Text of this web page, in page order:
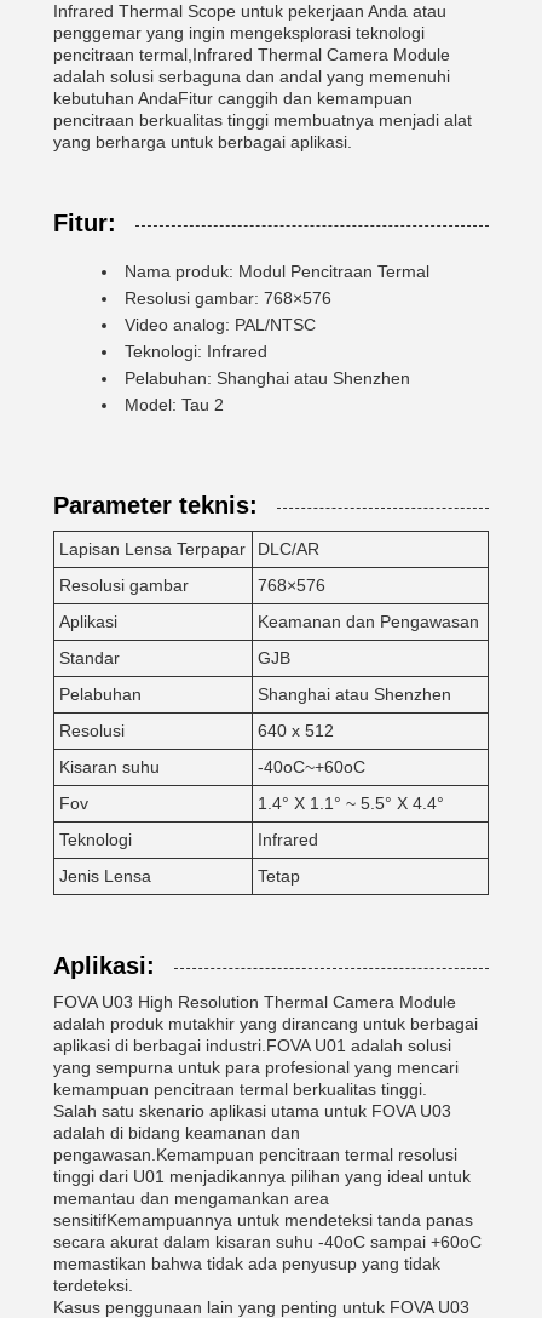
Infrared Thermal Scope untuk pekerjaan Anda atau
penggemar yang ingin mengeksplorasi teknologi
pencitraan termal,Infrared Thermal Camera Module
adalah solusi serbaguna dan andal yang memenuhi
kebutuhan AndaFitur canggih dan kemampuan
pencitraan berkualitas tinggi membuatnya menjadi alat
yang berharga untuk berbagai aplikasi.
Fitur:
Nama produk: Modul Pencitraan Termal
Resolusi gambar: 768×576
Video analog: PAL/NTSC
Teknologi: Infrared
Pelabuhan: Shanghai atau Shenzhen
Model: Tau 2
Parameter teknis:
Lapisan Lensa Terpapar
DLC/AR
Resolusi gambar
768×576
Aplikasi
Keamanan dan Pengawasan
Standar
GJB
Pelabuhan
Shanghai atau Shenzhen
Resolusi
640 x 512
Kisaran suhu
-40oC~+60oC
Fov
1.4° X 1.1° ~ 5.5° X 4.4°
Teknologi
Infrared
Jenis Lensa
Tetap
Aplikasi:
FOVA U03 High Resolution Thermal Camera Module
adalah produk mutakhir yang dirancang untuk berbagai
aplikasi di berbagai industri.FOVA U01 adalah solusi
yang sempurna untuk para profesional yang mencari
kemampuan pencitraan termal berkualitas tinggi.
Salah satu skenario aplikasi utama untuk FOVA U03
adalah di bidang keamanan dan
pengawasan.Kemampuan pencitraan termal resolusi
tinggi dari U01 menjadikannya pilihan yang ideal untuk
memantau dan mengamankan area
sensitifKemampuannya untuk mendeteksi tanda panas
secara akurat dalam kisaran suhu -40oC sampai +60oC
memastikan bahwa tidak ada penyusup yang tidak
terdeteksi.
Kasus penggunaan lain yang penting untuk FOVA U03